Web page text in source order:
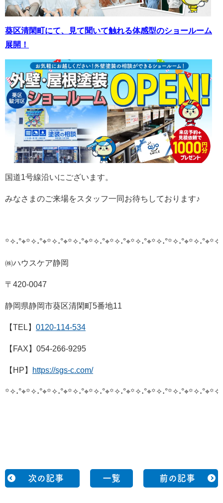
葵区清閑町にて、見て聞いて触れる体感型のショールーム
展開！
国道1号線沿いにございます。
みなさまのご来場をスタッフ一同お待ちしております♪
꙳✧˖°⌖꙳✧˖°⌖꙳✧˖°⌖꙳✧˖°⌖꙳✧˖°⌖꙳✧˖°⌖꙳✧˖°⌖꙳✧˖°
㈱ハウスケア静岡
〒420-0047
静岡県静岡市葵区清閑町5番地11
【TEL】 0120-114-534
【FAX】054-266-9295
【HP】 https://sgs-c.com/
꙳✧˖°⌖꙳✧˖°⌖꙳✧˖°⌖꙳✧˖°⌖꙳✧˖°⌖꙳✧˖°⌖꙳✧˖°⌖꙳✧˖°
次の記事 一覧 前の記事